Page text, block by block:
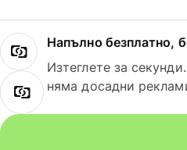
Напълно безплатно,
Изтеглете за
няма досадни